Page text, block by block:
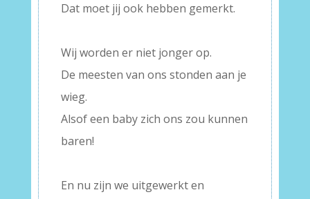
Dat moet jij ook hebben gemerkt.
Wij worden er niet jonger op.
De meesten van ons stonden aan je
wieg.
Alsof een baby zich ons zou kunnen
baren!
En nu zijn we uitgewerkt en